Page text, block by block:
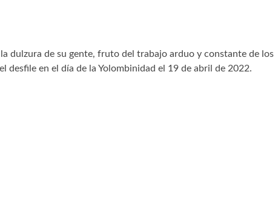
dulzura de su gente, fruto del trabajo arduo y constante de los
desfile en el día de la Yolombinidad el 19 de abril de 2022.